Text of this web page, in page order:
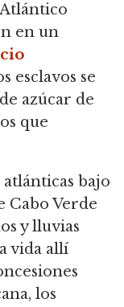
en un
esclavos se
azúcar de
que
bajo
Cabo Verde
y lluvias
vida allí
los